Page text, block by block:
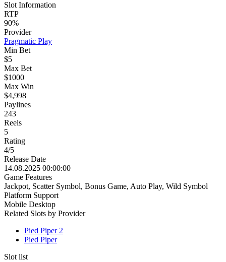
Slot Information
RTP
90%
Provider
Pragmatic Play
Min Bet
$5
Max Bet
$1000
Max Win
$4,998
Paylines
243
Reels
5
Rating
4/5
Release Date
14.08.2025 00:00:00
Game Features
Jackpot, Scatter Symbol, Bonus Game, Auto Play, Wild Symbol
Platform Support
Mobile Desktop
Related Slots by Provider
Pied Piper 2
Pied Piper
Slot list